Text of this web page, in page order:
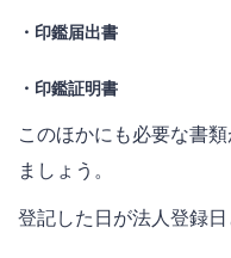
・印鑑届出書
・印鑑証明書
このほかにも必要な書
ましょう。
登記した日が法人登録日